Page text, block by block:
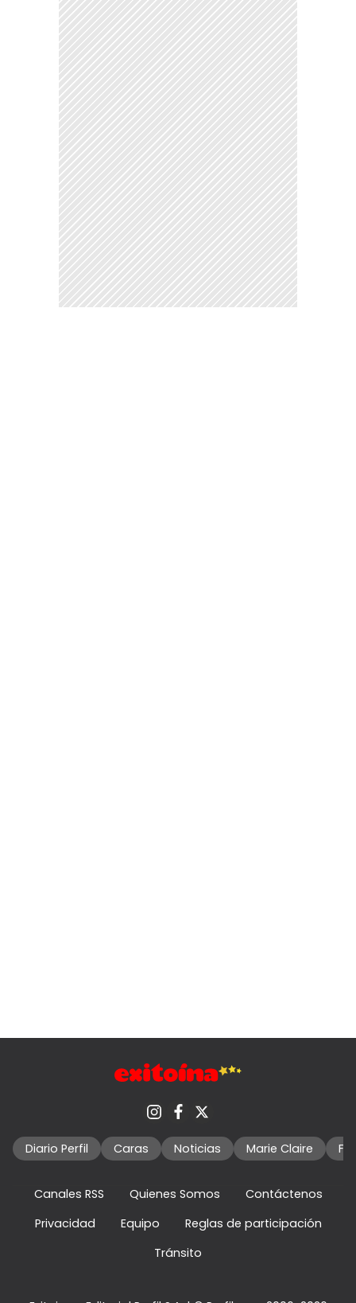
Diario Perfil Caras Noticias Marie Claire
Canales RSS Quienes Somos
Contáctenos
Privacidad
Equipo
Reglas de participación
Tránsito